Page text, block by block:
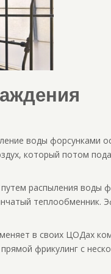
воды форсунками
который потом
распыления воды
теплообменник.
в своих ЦОДах
фрикулинг с